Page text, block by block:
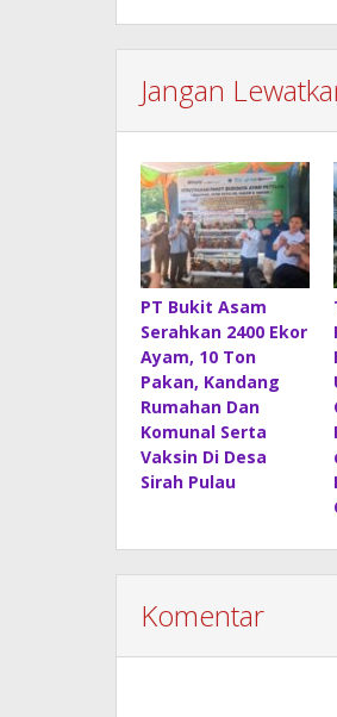
Jangan
PT Bukit Asam
Serahkan 2400 Ekor
Ayam, 10 Ton
Pakan, Kandang
Rumahan Dan
Komunal Serta
Vaksin Di Desa
Sirah Pulau
Komentar